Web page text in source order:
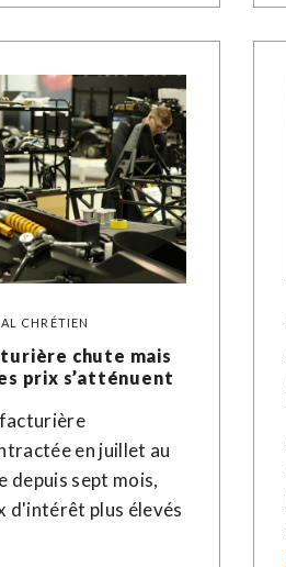
CHRÉTIEN
chute mais
prix s’atténuent
en juillet au
depuis sept mois,
d'intérêt plus élevés